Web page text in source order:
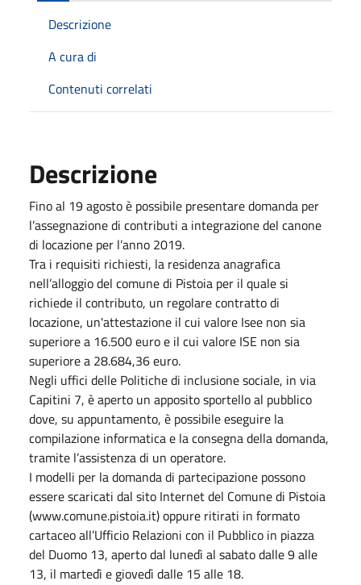
Descrizione
A cura di
Contenuti correlati
Descrizione
Fino al 19 agosto è possibile presentare domanda per
l’assegnazione di contributi a integrazione del canone
di locazione per l’anno 2019.
Tra i requisiti richiesti, la residenza anagrafica
nell’alloggio del comune di Pistoia per il quale si
richiede il contributo, un regolare contratto di
locazione, un'attestazione il cui valore Isee non sia
superiore a 16.500 euro e il cui valore ISE non sia
superiore a 28.684,36 euro.
Negli uffici delle Politiche di inclusione sociale, in via
Capitini 7, è aperto un apposito sportello al pubblico
dove, su appuntamento, è possibile eseguire la
compilazione informatica e la consegna della domanda,
tramite l’assistenza di un operatore.
I modelli per la domanda di partecipazione possono
essere scaricati dal sito Internet del Comune di Pistoia
(www.comune.pistoia.it) oppure ritirati in formato
cartaceo all’Ufficio Relazioni con il Pubblico in piazza
del Duomo 13, aperto dal lunedì al sabato dalle 9 alle
13, il martedì e giovedì dalle 15 alle 18.